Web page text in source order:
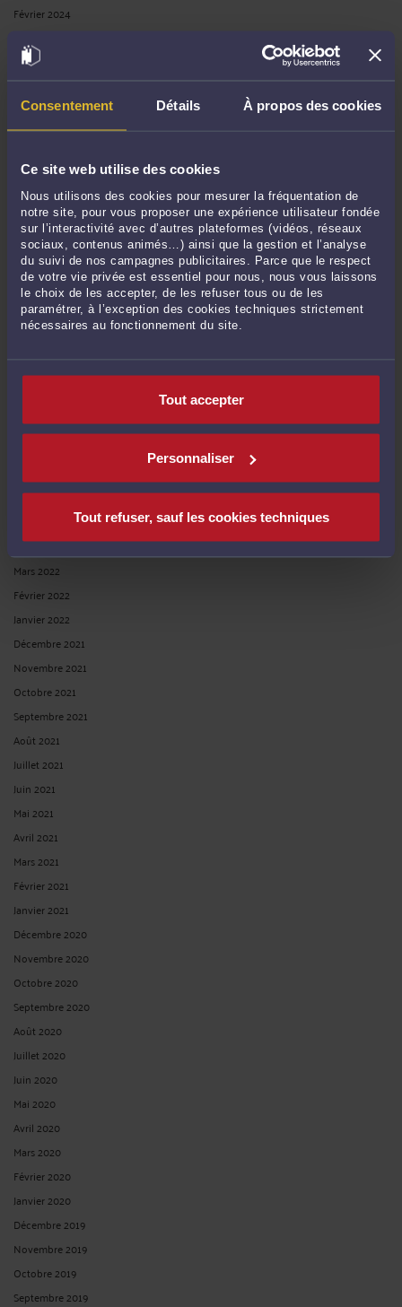
Consentement Détails À propos des cookies
Ce site web utilise des cookies
Nous utilisons des cookies pour mesurer la fréquentation de
notre site, pour vous proposer une expérience utilisateur fondée
sur l’interactivité avec d’autres plateformes (vidéos, réseaux
sociaux, contenus animés…) ainsi que la gestion et l’analyse
du suivi de nos campagnes publicitaires. Parce que le respect
de votre vie privée est essentiel pour nous, nous vous laissons
le choix de les accepter, de les refuser tous ou de les
paramétrer, à l’exception des cookies techniques strictement
nécessaires au fonctionnement du site.
Tout accepter
Personnaliser
Tout refuser, sauf les cookies techniques
Février 2024
Décembre 2023
Novembre 2023
Octobre 2023
Septembre 2023
Juin 2023
Mai 2023
Avril 2023
Mars 2023
Février 2023
Janvier 2023
Novembre 2022
Septembre 2022
Juin 2022
Avril 2022
Mars 2022
Février 2022
Janvier 2022
Décembre 2021
Novembre 2021
Octobre 2021
Septembre 2021
Août 2021
Juillet 2021
Juin 2021
Mai 2021
Avril 2021
Mars 2021
Février 2021
Janvier 2021
Décembre 2020
Novembre 2020
Octobre 2020
Septembre 2020
Août 2020
Juillet 2020
Juin 2020
Mai 2020
Avril 2020
Mars 2020
Février 2020
Janvier 2020
Décembre 2019
Novembre 2019
Octobre 2019
Septembre 2019